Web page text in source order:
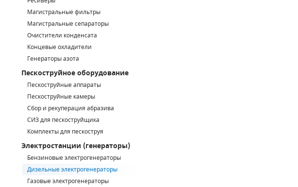
Магистральные фильтры
Магистральные сепараторы
Очистители конденсата
Концевые охладители
Генераторы азота
Пескоструйное оборудование
Пескоструйные аппараты
Пескоструйные камеры
Сбор и рекуперация абразива
СИЗ для пескоструйщика
Комплекты для пескоструя
Электростанции (генераторы)
Бензиновые электрогенераторы
Дизельные электрогенераторы
Газовые электрогенераторы
САДОВАЯ ТЕХНИКА
КОНТЕЙНЕРЫ ДЛЯ ОБОРУДОВАНИЯ
КАНАЛИЗАЦИОННЫЕ НАСОСЫ
ДИЗЕЛЬНЫЕ МОТОПОМПЫ
ТАЛИ И ТЕЛЬФЕРЫ
ЛЕНТОЧНОПИЛЬНЫЕ СТАНКИ
КОНТРОЛЛЕРЫ (БЛОКИ УПРАВЛЕНИЯ)
ВПУСКНЫЕ КЛАПАНЫ
ОБРАТНЫЕ КЛАПАНЫ
КЛАПАНЫ МИНИМАЛЬНОГО ДАВЛЕНИЯ
РЕЛЕ ДАВЛЕНИЯ ДЛЯ ДЛЯ КОМПРЕССОРОВ
ДАТЧИКИ
РУКАВА ВЫСОКОГО ДАВЛЕНИЯ (РВД)